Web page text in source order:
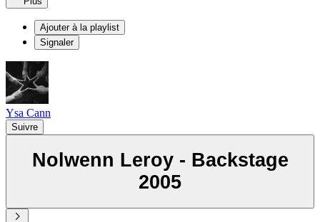
Ajouter à la playlist
Signaler
Ysa Cann
Suivre
Nolwenn Leroy - Backstage
2005